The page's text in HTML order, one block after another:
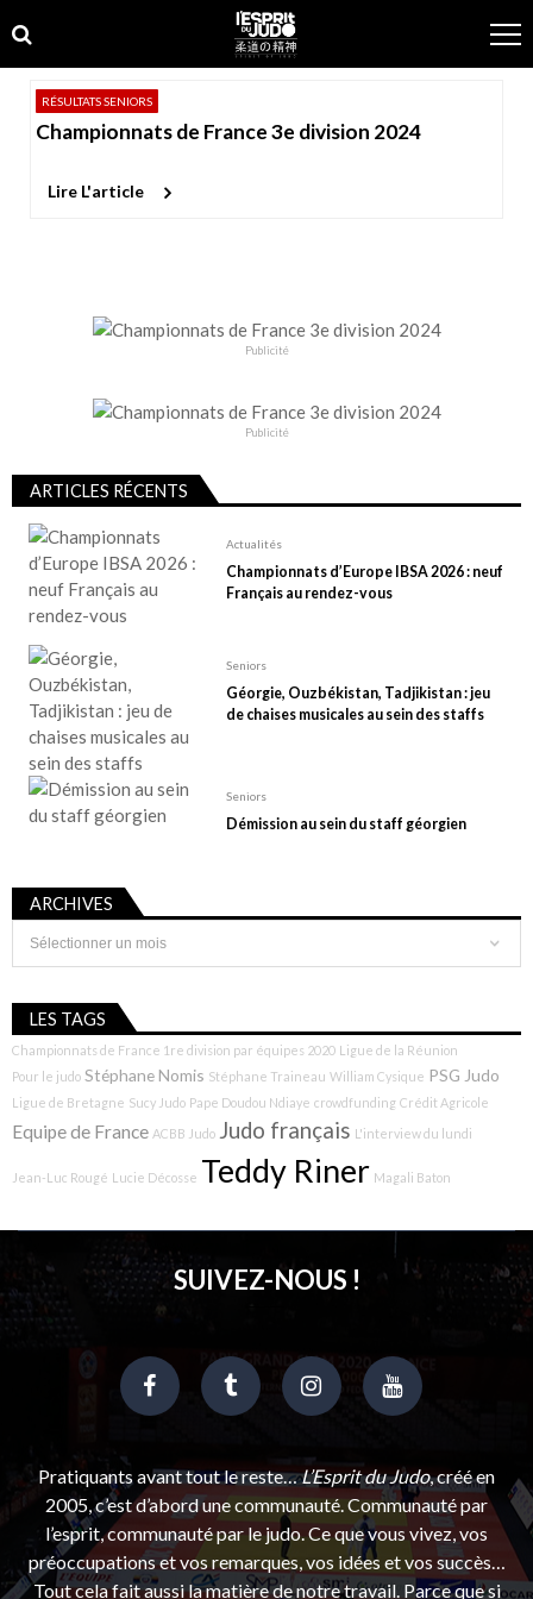
to
navigation
to
content
RÉSULTATS SENIORS
Championnats de France 3e division 2024
Lire L'article
Publicité
Publicité
ARTICLES RÉCENTS
Actualités
Championnats d’Europe IBSA 2026 : neuf
Français au rendez-vous
Seniors
Géorgie, Ouzbékistan, Tadjikistan : jeu
de chaises musicales au sein des staffs
Seniors
Démission au sein du staff géorgien
ARCHIVES
Archives
LES TAGS
Championnats de France 1re division par équipes 2020 Ligue de la Réunion
Pour le judo Stéphane Nomis Stéphane Traineau William Cysique PSG Judo
Ligue de Bretagne Sucy Judo Pape Doudou Ndiaye crowdfunding Crédit Agricole
Equipe de France ACBB Judo Judo français L'interview du lundi
Jean-Luc Rougé Lucie Décosse Teddy Riner Magali Baton
SUIVEZ-NOUS !
Pratiquants avant tout le reste…L’Esprit du Judo, créé en
2005, c’est d’abord une communauté. Communauté par
l’esprit, communauté par le judo. Ce que vous vivez, vos
préoccupations et vos remarques, vos idées et vos succès…
Tout cela fait aussi la matière de notre travail. Parce que si